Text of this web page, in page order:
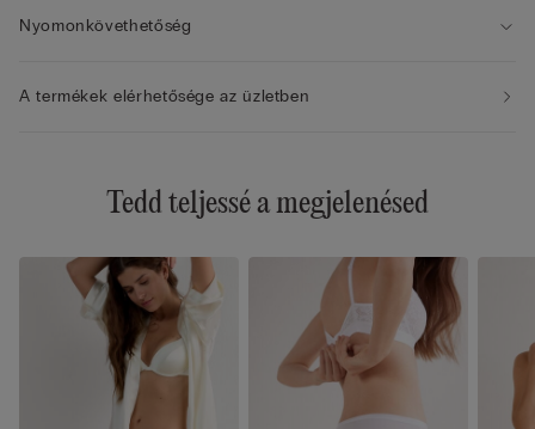
Nyomonkövethetőség
A termékek elérhetősége az üzletben
Tedd teljessé a megjelenésed